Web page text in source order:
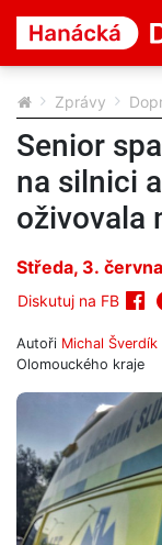
Zprávy
Senior
na silnici
oživovala
Středa, 3.
Diskutuj na FB
Autoři Michal Šverdík
Olomouckého kraje